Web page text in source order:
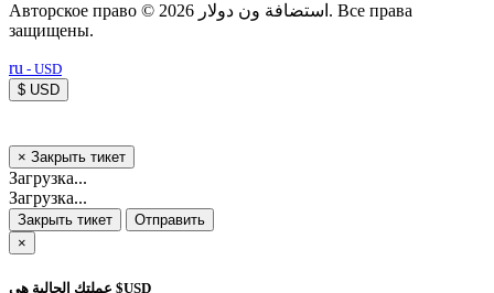
Авторское право © 2026 استضافة ون دولار. Все права
защищены.
ru - USD
$ USD
× Закрыть тикет
Загрузка...
Загрузка...
Закрыть тикет
Отправить
×
عملتك الحالية هي $USD